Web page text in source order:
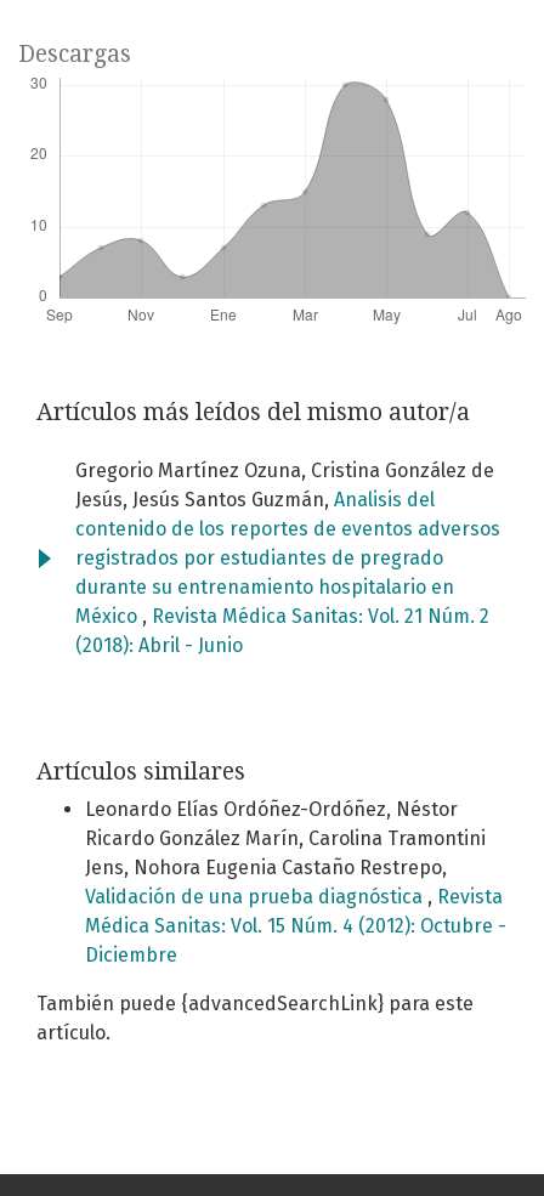
Descargas
Artículos más leídos del mismo autor/a
Gregorio Martínez Ozuna, Cristina González de
Jesús, Jesús Santos Guzmán, Analisis del
contenido de los reportes de eventos adversos
registrados por estudiantes de pregrado
durante su entrenamiento hospitalario en
México , Revista Médica Sanitas: Vol. 21 Núm. 2
(2018): Abril - Junio
Artículos similares
Leonardo Elías Ordóñez-Ordóñez, Néstor
Ricardo González Marín, Carolina Tramontini
Jens, Nohora Eugenia Castaño Restrepo,
Validación de una prueba diagnóstica , Revista
Médica Sanitas: Vol. 15 Núm. 4 (2012): Octubre -
Diciembre
También puede {advancedSearchLink} para este
artículo.